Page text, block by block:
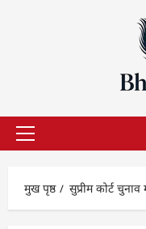
प्राथमिक
मुख पृष्ठ
सुप्रीम कोर्ट चुनाव